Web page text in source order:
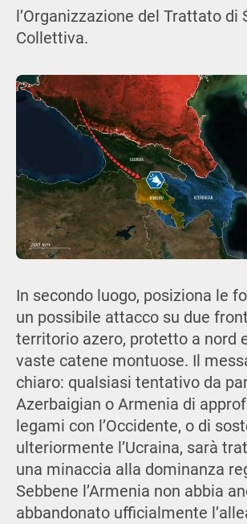
l’Organizzazione del Trattato di
Collettiva.
In secondo luogo, posiziona le
un possibile attacco su due
territorio azero, protetto a nord
vaste catene montuose. Il
chiaro: qualsiasi tentativo da
Azerbaigian o Armenia di
legami con l’Occidente, o di
ulteriormente l’Ucraina, sarà
una minaccia alla dominanza
Sebbene l’Armenia non abbia
abbandonato ufficialmente